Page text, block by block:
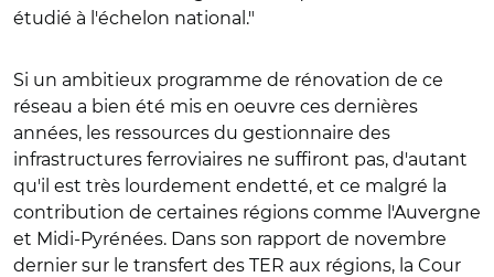
étudié à l'échelon national."
Si un ambitieux programme de rénovation de ce
réseau a bien été mis en oeuvre ces dernières
années, les ressources du gestionnaire des
infrastructures ferroviaires ne suffiront pas, d'autant
qu'il est très lourdement endetté, et ce malgré la
contribution de certaines régions comme l'Auvergne
et Midi-Pyrénées. Dans son rapport de novembre
dernier sur le transfert des TER aux régions, la Cour